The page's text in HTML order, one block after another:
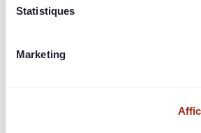
Statistiques
Marketing
Localisation
: 220 Route